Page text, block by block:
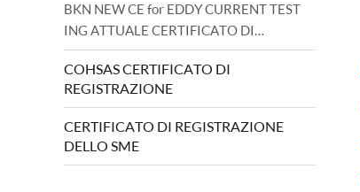
BKN NEW CE for EDDY CURRENT TEST
ING ATTUALE CERTIFICATO DI
MACCHINA E BASE DIRETTIVA
VOLTAGGI è stato osservato e l'audit è
stato completato con successo.Direttiva
COHSAS CERTIFICATO DI
REGISTRAZIONE
CERTIFICATO DI REGISTRAZIONE
DELLO SME